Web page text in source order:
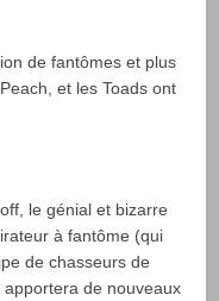
de fantômes et plus
et les Toads ont
le génial et bizarre
à fantôme (qui
de chasseurs de
apportera de nouveaux